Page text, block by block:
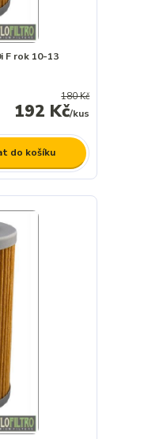
F rok 10-13
180 Kč
192 Kč/kus
do košíku